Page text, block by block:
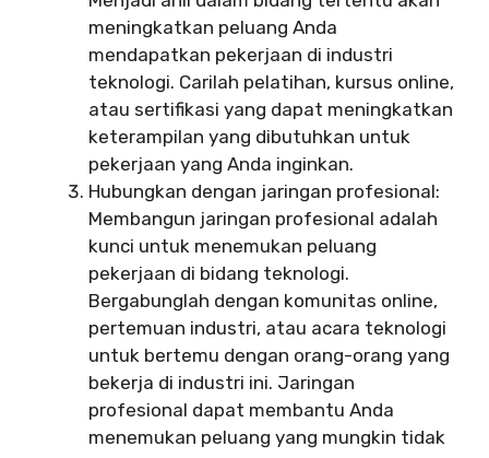
meningkatkan peluang Anda
mendapatkan pekerjaan di industri
teknologi. Carilah pelatihan, kursus online,
atau sertifikasi yang dapat meningkatkan
keterampilan yang dibutuhkan untuk
pekerjaan yang Anda inginkan.
Hubungkan dengan jaringan profesional:
Membangun jaringan profesional adalah
kunci untuk menemukan peluang
pekerjaan di bidang teknologi.
Bergabunglah dengan komunitas online,
pertemuan industri, atau acara teknologi
untuk bertemu dengan orang-orang yang
bekerja di industri ini. Jaringan
profesional dapat membantu Anda
menemukan peluang yang mungkin tidak